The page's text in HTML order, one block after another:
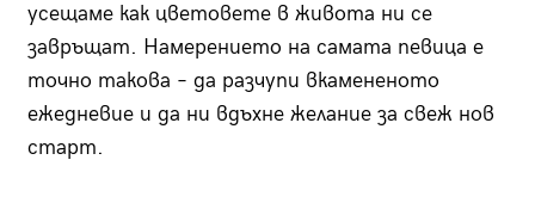
усещаме как цветовете в живота ни се
завръщат. Намерението на самата певица е
точно такова – да разчупи вкамененото
ежедневие и да ни вдъхне желание за свеж нов
старт.